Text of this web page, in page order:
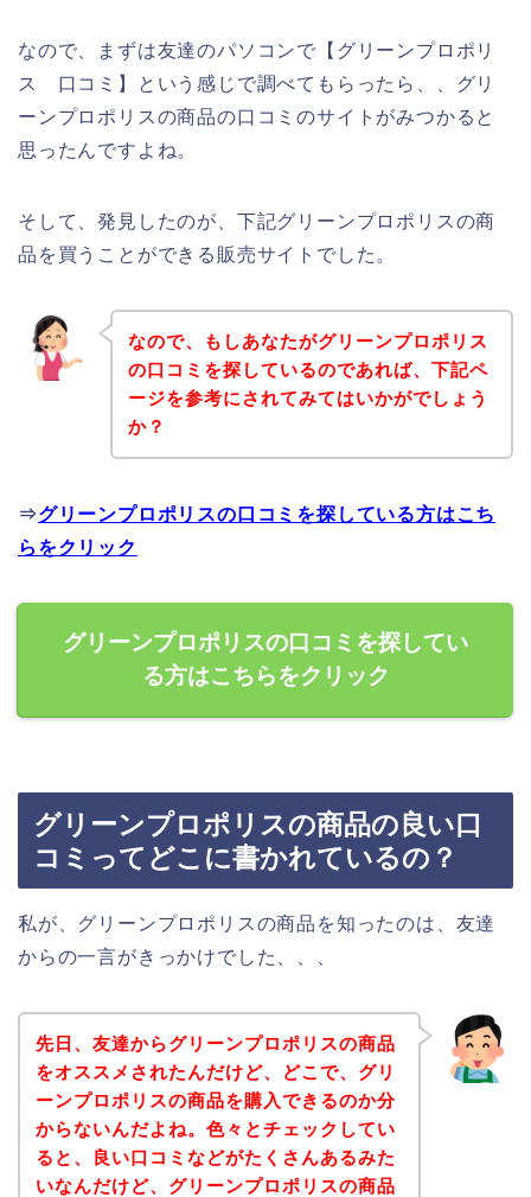
なので、まずは友達のパソコンで【グリーンプロポリ
ス 口コミ】という感じで調べてもらったら、、グリ
ーンプロポリスの商品の口コミのサイトがみつかると
思ったんですよね。
そして、発見したのが、下記グリーンプロポリスの商
品を買うことができる販売サイトでした。
なので、もしあなたがグリーンプロポリス
の口コミを探しているのであれば、下記ペ
ージを参考にされてみてはいかがでしょう
か？
⇒グリーンプロポリスの口コミを探している方はこち
らをクリック
グリーンプロポリスの口コミを探してい
る方はこちらをクリック
グリーンプロポリスの商品の良い口
コミってどこに書かれているの？
私が、グリーンプロポリスの商品を知ったのは、友達
からの一言がきっかけでした、、、
先日、友達からグリーンプロポリスの商品
をオススメされたんだけど、どこで、グリ
ーンプロポリスの商品を購入できるのか分
からないんだよね。色々とチェックしてい
ると、良い口コミなどがたくさんあるみた
いなんだけど、グリーンプロポリスの商品